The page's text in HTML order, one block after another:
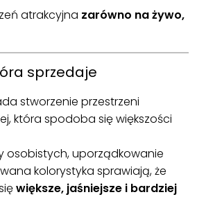
atrakcyjna zarówno na żywo,
sprzedaje
stworzenie przestrzeni
która spodoba się większości
osobistych, uporządkowanie
kolorystyka sprawiają, że
większe, jaśniejsze i bardziej